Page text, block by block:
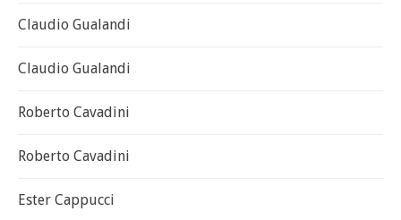
Claudio Gualandi
Claudio Gualandi
Roberto Cavadini
Roberto Cavadini
Ester Cappucci